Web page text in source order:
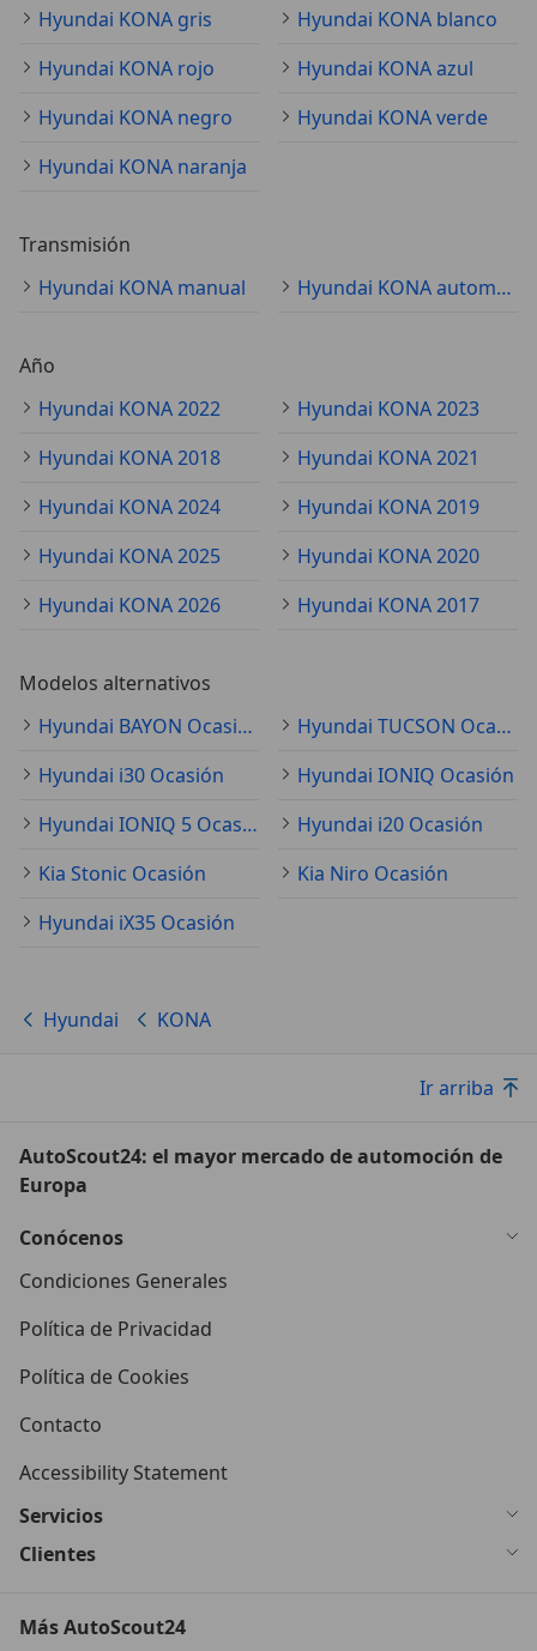
Hyundai KONA gris
Hyundai KONA blanco
Hyundai KONA rojo
Hyundai KONA azul
Hyundai KONA negro
Hyundai KONA verde
Hyundai KONA naranja
Transmisión
Hyundai KONA manual
Hyundai KONA automático
Año
Hyundai KONA 2022
Hyundai KONA 2023
Hyundai KONA 2018
Hyundai KONA 2021
Hyundai KONA 2024
Hyundai KONA 2019
Hyundai KONA 2025
Hyundai KONA 2020
Hyundai KONA 2026
Hyundai KONA 2017
Modelos alternativos
Hyundai BAYON Ocasión
Hyundai TUCSON Ocasión
Hyundai i30 Ocasión
Hyundai IONIQ Ocasión
Hyundai IONIQ 5 Ocasión
Hyundai i20 Ocasión
Kia Stonic Ocasión
Kia Niro Ocasión
Hyundai iX35 Ocasión
Hyundai KONA
Ir arriba
AutoScout24: el mayor mercado de automoción de
Europa
Conócenos
Condiciones Generales
Política de Privacidad
Política de Cookies
Contacto
Accessibility Statement
Servicios
Clientes
Más AutoScout24